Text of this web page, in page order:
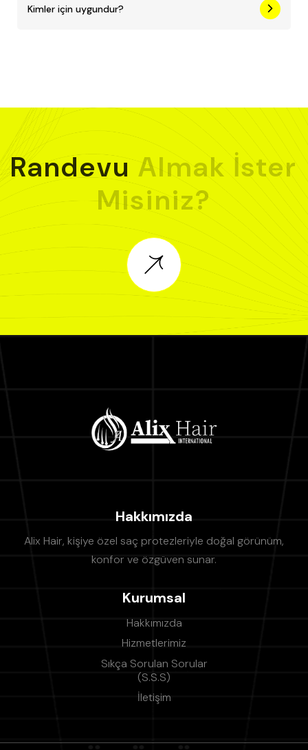
Kimler için uygundur?
Randevu Almak İster
Misiniz?
Hakkımızda
Alix Hair, kişiye özel saç protezleriyle doğal görünüm,
konfor ve özgüven sunar.
Kurumsal
Hakkımızda
Hizmetlerimiz
Sıkça Sorulan Sorular
(S.S.S)
İletişim